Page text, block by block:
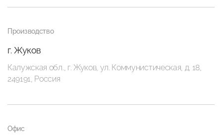
Производство
г. Жуков
Калужская обл., г. Жуков, ул. Коммунистическая, д. 18,
249191, Россия
Офис